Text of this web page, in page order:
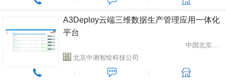
A3Deploy云端三维数据生产管理应用一体化
平台
中国北京市昌平区
北京中测智绘科技公司